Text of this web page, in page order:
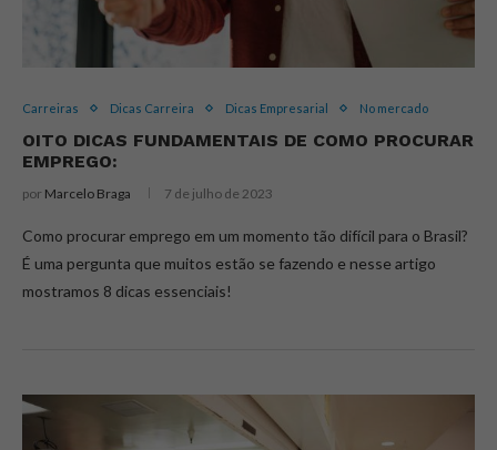
Carreiras Dicas Carreira Dicas Empresarial No mercado
OITO DICAS FUNDAMENTAIS DE COMO PROCURAR
EMPREGO:
por Marcelo Braga 7 de julho de 2023
Como procurar emprego em um momento tão difícil para o Brasil?
É uma pergunta que muitos estão se fazendo e nesse artigo
mostramos 8 dicas essenciais!